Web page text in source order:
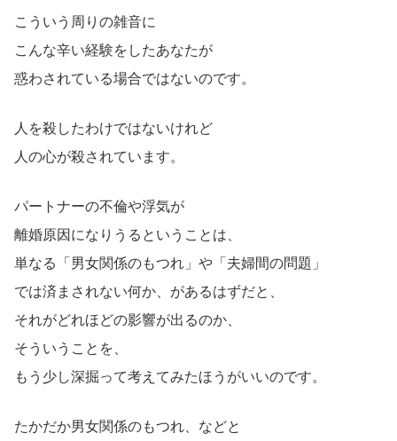
こういう周りの雑音に
こんな辛い経験をしたあなたが
惑わされている場合ではないのです。
人を殺したわけではないけれど
人の心が殺されています。
パートナーの不倫や浮気が
離婚原因になりうるということは、
単なる「男女関係のもつれ」や「夫婦間の問題」
では済まされない何か、があるはずだと、
それがどれほどの影響が出るのか、
そういうことを、
もう少し深掘って考えてみたほうがいいのです。
たかだか男女関係のもつれ、などと